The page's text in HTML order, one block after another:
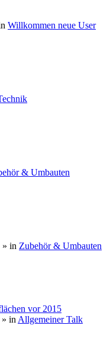
Willkommen neue User
& Umbauten
» in Zubehör & Umbauten
vor 2015
in Allgemeiner Talk